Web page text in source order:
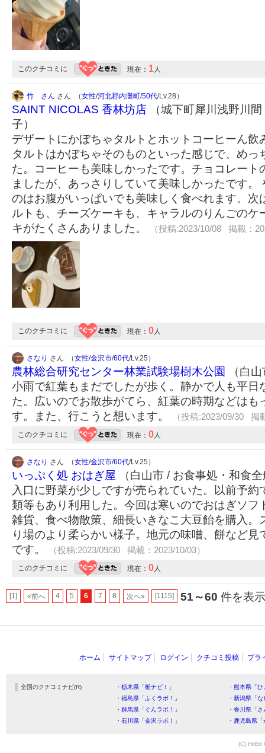
このクチコミに 現在： 1人
竹 さん さん （女性/河北郡内灘町/50代/Lv.28）
SAINT NICOLAS 香林坊店 （城下町犀川浅野川
子）
デザートにかぼちゃタルトとホットコーヒーん飲
タルトはかぼちゃそのものといった感じで、めっ
た。コーヒーも美味しかったです。チョコレート
ましたが、あっさりしていて美味しかったです。
のはお腹がいっぱいでも美味しく食べれます。次
ルトも、チーズケーキも、キャラルのりんごのケ
キがたくさんありました。
（投稿:2023/10/08 掲載：
このクチコミに 現在： 0人
さなり さん （女性/金沢市/60代/Lv.25）
農林総合研究センター林業試験場樹木公園
（白
小雨で紅葉もまだでしたが歩く。静かで人も平日
た。広いのでお散歩がてら、紅葉の時期などはも
す。また、行こうと想います。
（投稿:2023/09/30 掲
このクチコミに 現在： 0人
さなり さん （女性/金沢市/60代/Lv.25）
いっぷく処 おはぎ屋 （白山市 / お食事処・和食
入口に野菜が少しですが売られていた。以前予約
類等もあり利用した。今回は寒いのでおはぎソフ
雑貨、食べ物散策、細長いきなこ大豆飴を購入。
り場のより柔らかい様子。地元の味噌、餅など見
です。
（投稿:2023/09/30 掲載：2023/10/03）
このクチコミに 現在： 0人
[1] «前へ 4 5 6 7 8 次へ» [1115] 51～60 件を表
ホーム サイトマップ ログイン クチコミ投稿 プラ
全国のクチコミナビ(R) ・栃木県「栃ナビ！」
・熊本県「
・福島県「ふくラボ！」
・新潟県「
・群馬県「ぐんラボ！」
・香川県「
・石川県「金沢ラボ！」
・鹿児島県
(C) HitBit